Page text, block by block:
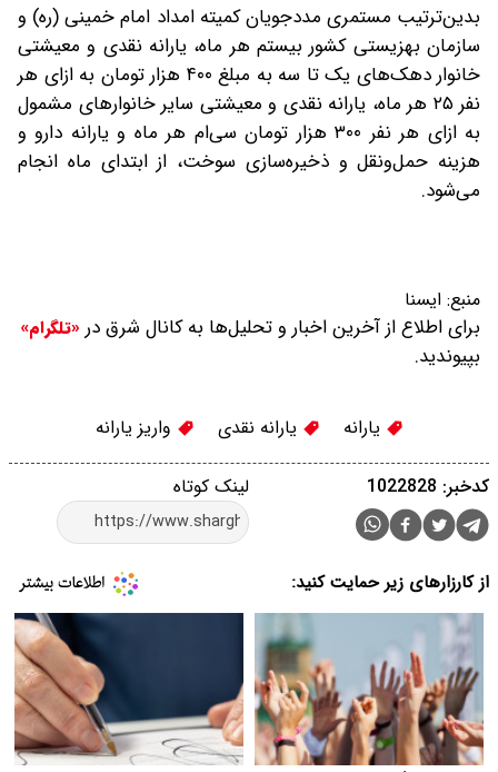
بدین‌ترتیب مستمری مددجویان کمیته امداد امام خمینی (ره) و
سازمان بهزیستی کشور بیستم هر ماه، یارانه نقدی و معیشتی
خانوار دهک‌های یک تا سه به مبلغ ۴۰۰ هزار تومان به ازای هر
نفر ۲۵ هر ماه، یارانه نقدی و معیشتی سایر خانوارهای مشمول
به ازای هر نفر ۳۰۰ هزار تومان سی‌ام هر ماه و یارانه دارو و
هزینه حمل‌ونقل و ذخیره‌سازی سوخت، از ابتدای ماه انجام
می‌شود.
منبع: ایسنا
برای اطلاع از آخرین اخبار و تحلیل‌ها به کانال شرق در «تلگرام»
بپیوندید.
یارانه یارانه نقدی واریز یارانه
لینک کوتاه کدخبر: 1022828
از کارزارهای زیر حمایت کنید: